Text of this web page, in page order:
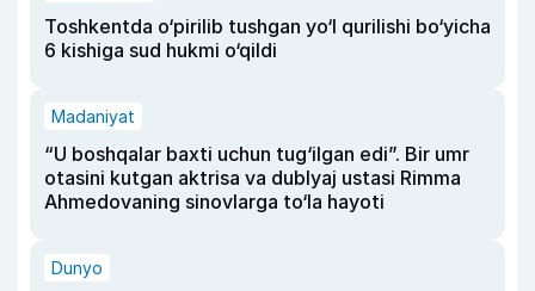
Toshkentda o‘pirilib tushgan yo‘l qurilishi bo‘yicha
6 kishiga sud hukmi o‘qildi
Madaniyat
“U boshqalar baxti uchun tug‘ilgan edi”. Bir umr
otasini kutgan aktrisa va dublyaj ustasi Rimma
Ahmedovaning sinovlarga to‘la hayoti
Dunyo